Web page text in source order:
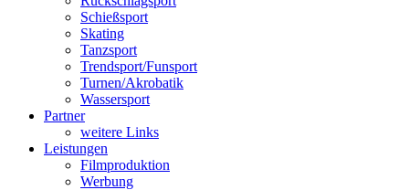
Schießsport
Skating
Tanzsport
Trendsport/Funsport
Turnen/Akrobatik
Wassersport
Partner
weitere Links
Leistungen
Filmproduktion
Werbung